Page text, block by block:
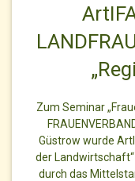
Zum Seminar
Güstrow wurde
der
durch das